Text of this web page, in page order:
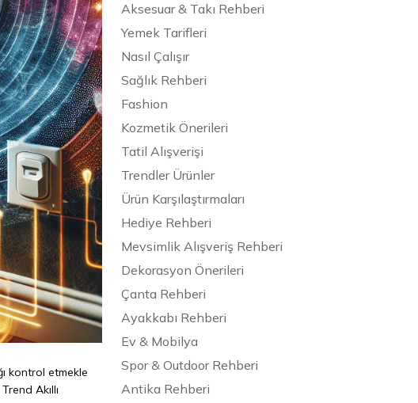
kontrol etmekle
Akıllı
Aksesuar & Takı Rehberi
Yemek Tarifleri
Nasıl Çalışır
Sağlık Rehberi
Fashion
Kozmetik Önerileri
Tatil Alışverişi
Trendler Ürünler
Ürün Karşılaştırmaları
Hediye Rehberi
Mevsimlik Alışveriş Rehberi
Dekorasyon Önerileri
Çanta Rehberi
Ayakkabı Rehberi
Ev & Mobilya
Spor & Outdoor Rehberi
Antika Rehberi